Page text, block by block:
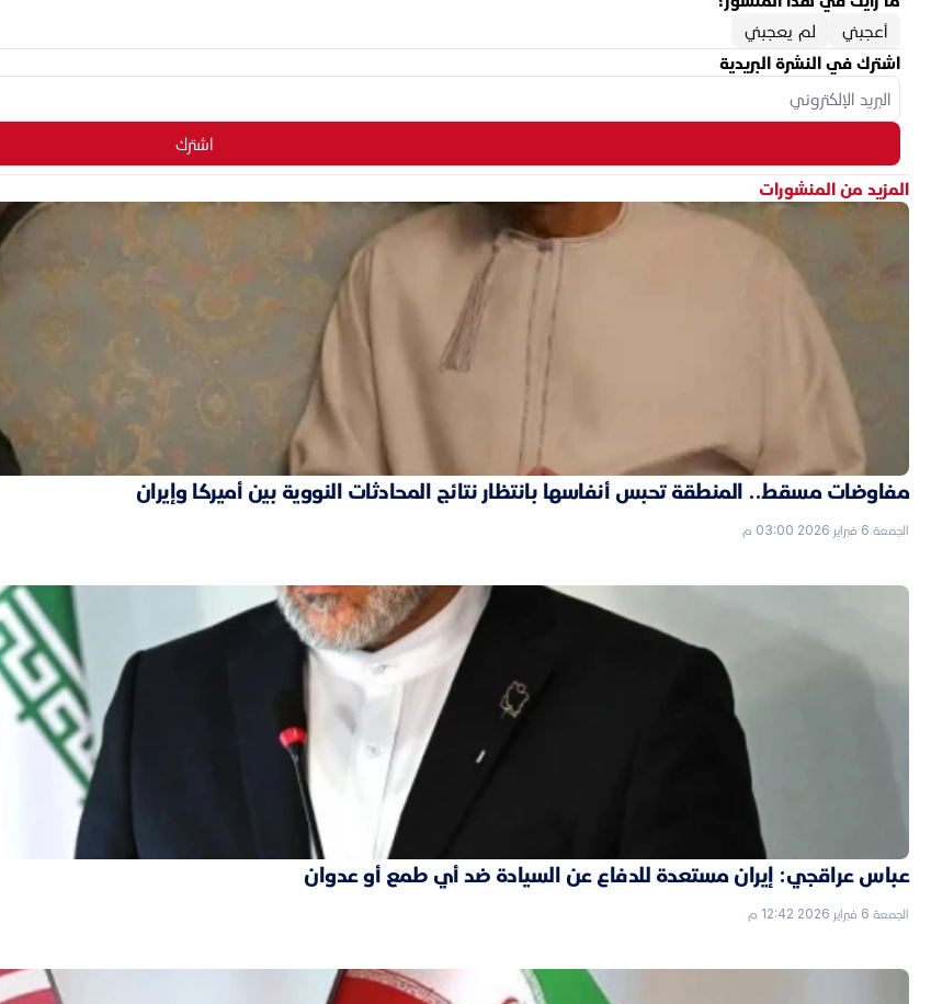
أعجبني
لم يعجبني
اشترك في النشرة البريدية
اشترك
المزيد من المنشورات
مفاوضات مسقط.. المنطقة تحبس أنفاسها بانتظار نتائج المحادثات النووية بين أميركا وإيران
الجمعة 6 فبراير 2026 03:00 م
عباس عراقجي: إيران مستعدة للدفاع عن السيادة ضد أي طمع أو عدوان
الجمعة 6 فبراير 2026 12:42 م